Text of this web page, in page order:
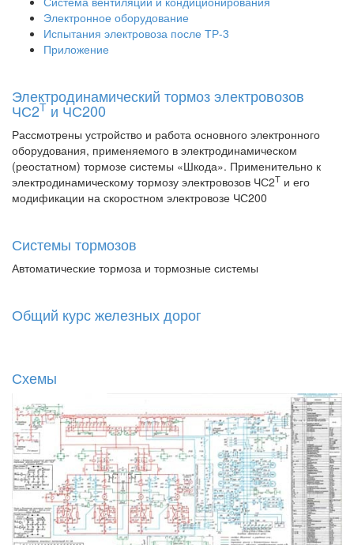
Электронное оборудование
Испытания электровоза после ТР-3
Приложение
Электродинамический тормоз электровозов
ЧС2Т и ЧС200
Рассмотрены устройство и работа основного электронного
оборудования, применяемого в электродинамическом
(реостатном) тормозе системы «Шкода». Применительно к
электродинамическому тормозу электровозов ЧС2Т и его
модификации на скоростном электровозе ЧС200
Системы тормозов
Автоматические тормоза и тормозные системы
Общий курс железных дорог
Схемы